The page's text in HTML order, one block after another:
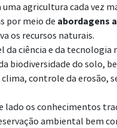
agricultura cada vez
por meio de abordagens
os recursos naturais.
da ciência e da
biodiversidade do solo,
controle da erosão,
lado os conhecimentos
ambiental bem